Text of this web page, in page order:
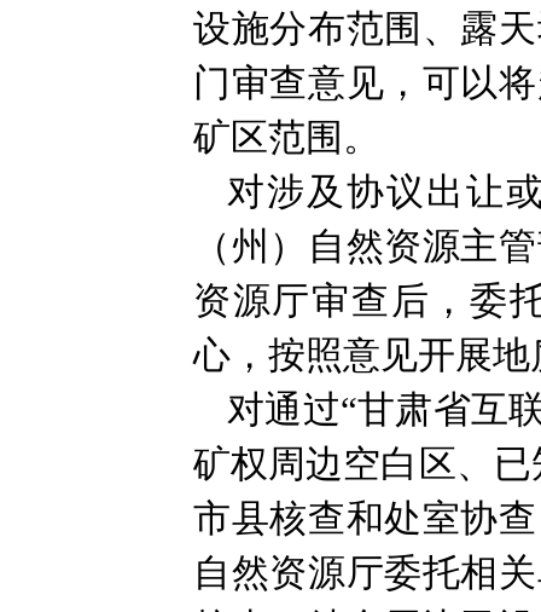
设施分布范围、露
门审查意见，可以
矿区范围。
对涉及协议出让
（州）自然资源主
资源厅审查后，委
心，按照意见开展
对通过“甘肃省互
矿权周边空白区、
市县核查和处室协
自然资源厅委托相